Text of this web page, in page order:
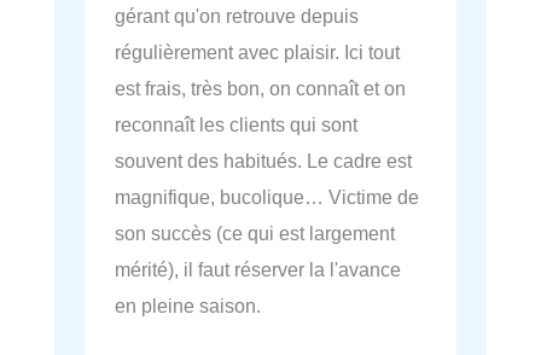
gérant qu'on retrouve depuis
régulièrement avec plaisir. Ici tout
est frais, très bon, on connaît et on
reconnaît les clients qui sont
souvent des habitués. Le cadre est
magnifique, bucolique… Victime de
son succès (ce qui est largement
mérité), il faut réserver la l'avance
en pleine saison.